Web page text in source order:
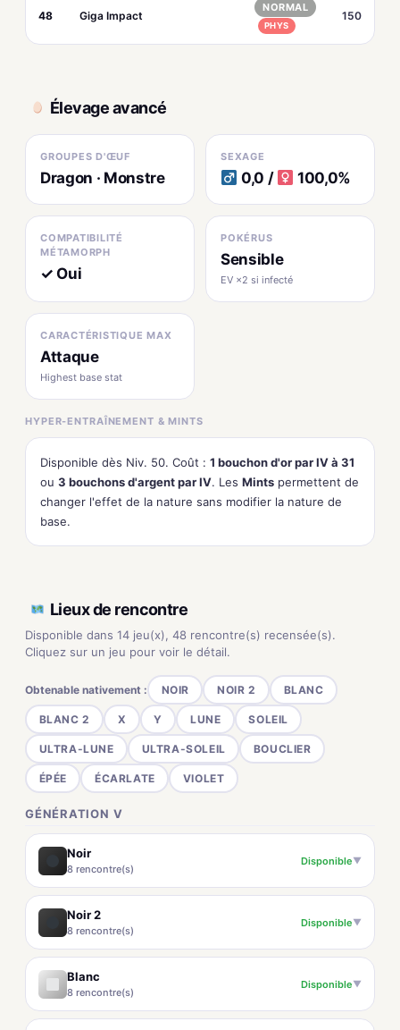
48 Giga Impact
NORMAL
PHYS
150
Élevage avancé
GROUPES D'ŒUF
Dragon · Monstre
SEXAGE
0,0 / 100,0%
COMPATIBILITÉ
MÉTAMORPH
✓ Oui
POKÉRUS
Sensible
EV ×2 si infecté
CARACTÉRISTIQUE MAX
Attaque
Highest base stat
HYPER-ENTRAÎNEMENT & MINTS
Disponible dès Niv. 50. Coût : 1 bouchon d'or par IV à 31
ou 3 bouchons d'argent par IV. Les Mints permettent de
changer l'effet de la nature sans modifier la nature de
base.
Lieux de rencontre
Disponible dans 14 jeu(x), 48 rencontre(s) recensée(s).
Cliquez sur un jeu pour voir le détail.
Obtenable nativement : NOIR NOIR 2 BLANC
BLANC 2 X Y LUNE SOLEIL
ULTRA-LUNE ULTRA-SOLEIL BOUCLIER
ÉPÉE ÉCARLATE VIOLET
GÉNÉRATION V
Noir
8 rencontre(s)
Disponible▼
Noir 2
8 rencontre(s)
Disponible▼
Blanc
8 rencontre(s)
Disponible▼